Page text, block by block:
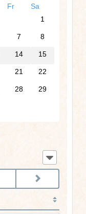
Fr
Sa
1
7 8
14 15
21 22
28 29